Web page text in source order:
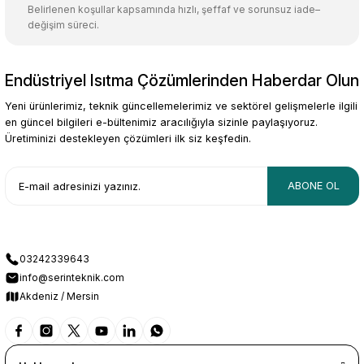
Gönder
Belirlenen koşullar kapsamında hızlı, şeffaf ve sorunsuz iade–
değişim süreci.
Endüstriyel Isıtma Çözümlerinden Haberdar Olun
Yeni ürünlerimiz, teknik güncellemelerimiz ve sektörel gelişmelerle ilgili
en güncel bilgileri e-bültenimiz aracılığıyla sizinle paylaşıyoruz.
Üretiminizi destekleyen çözümleri ilk siz keşfedin.
ABONE OL
03242339643
info@serinteknik.com
Akdeniz / Mersin